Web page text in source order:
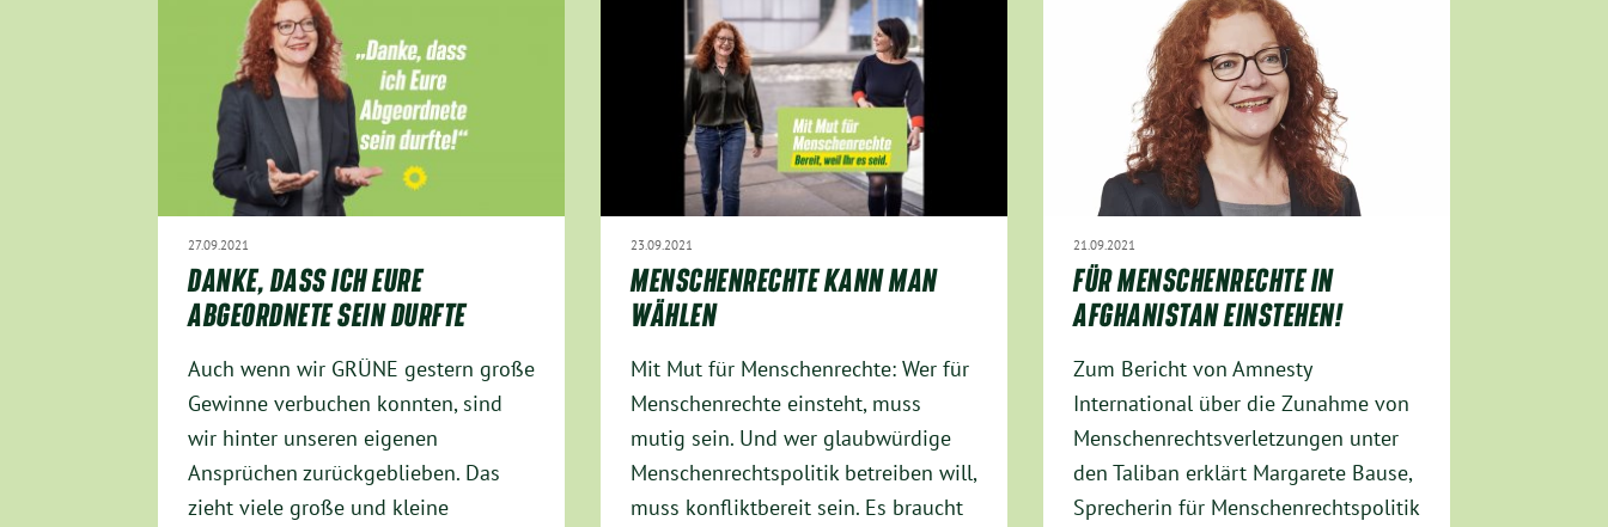
27.09.2021
DANKE, DASS ICH EURE
ABGEORDNETE SEIN DURFTE
Auch wenn wir GRÜNE gestern große
Gewinne verbuchen konnten, sind
wir hinter unseren eigenen
Ansprüchen zurückgeblieben. Das
zieht viele große und kleine
23.09.2021
MENSCHENRECHTE KANN MAN
WÄHLEN
Mit Mut für Menschenrechte: Wer für
Menschenrechte einsteht, muss
mutig sein. Und wer glaubwürdige
Menschenrechtspolitik betreiben will,
muss konfliktbereit sein. Es braucht
21.09.2021
FÜR MENSCHENRECHTE IN
AFGHANISTAN EINSTEHEN!
Zum Bericht von Amnesty
International über die Zunahme von
Menschenrechtsverletzungen unter
den Taliban erklärt Margarete Bause,
Sprecherin für Menschenrechtspolitik